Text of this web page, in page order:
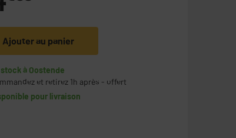
Ajouter au panier
stock à Oostende
et retirez 1h après - offert
pour livraison